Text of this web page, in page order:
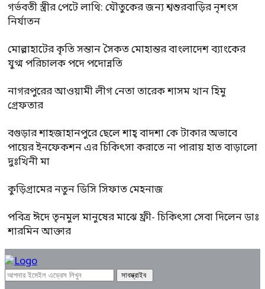
গর্ভবতী স্ত্রীর পেটে লাথি: যৌতুকের জন্য শ্বশুরবাড়ির নৃশংস
নির্যাতন
মোল্লাহাটের কৃতি সন্তান সৈকত মোহান্তর বাংলাদেশ ব্যাংকের
যুগ্ম পরিচালক পদে পদোন্নতি
নাগরপুরের আওয়ামী লীগ নেতা তারেক শাসম খান হিমু
গ্রেফতার
বগুড়ার শাহজাহানপুরে ছেলে শাহ্ বাদশা কে টাকার অভাবে
পায়ের ইনফেকশন এর চিকিৎসা করাতে না পারায় হাত বাড়ালো
দুঃখিনী মা
কুড়িগ্রামের নতুন ডিসি সিফাত মেহনাজ
পবিত্র ঈদে তৃনমুল মানুষের মাঝে ফ্রী- চিকিৎসা সেবা দিলেন ডাঃ
শারমিন আক্তার